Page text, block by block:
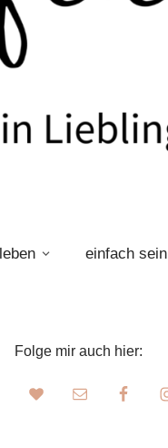
einfach sein
Folge mir auch hier: